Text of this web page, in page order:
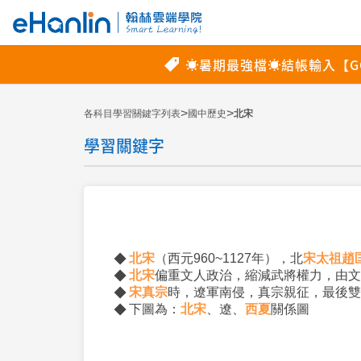
各科目學習關鍵字列表>國中歷史>北宋
學習關鍵字
北宋 （西元960~1127年），北宋太祖 趙
北宋偏重文人政治，縮減武將權力，由
宋真宗時，遼軍南侵，真宗親征，最後
下圖為： 北宋 、遼、 西夏關係圖